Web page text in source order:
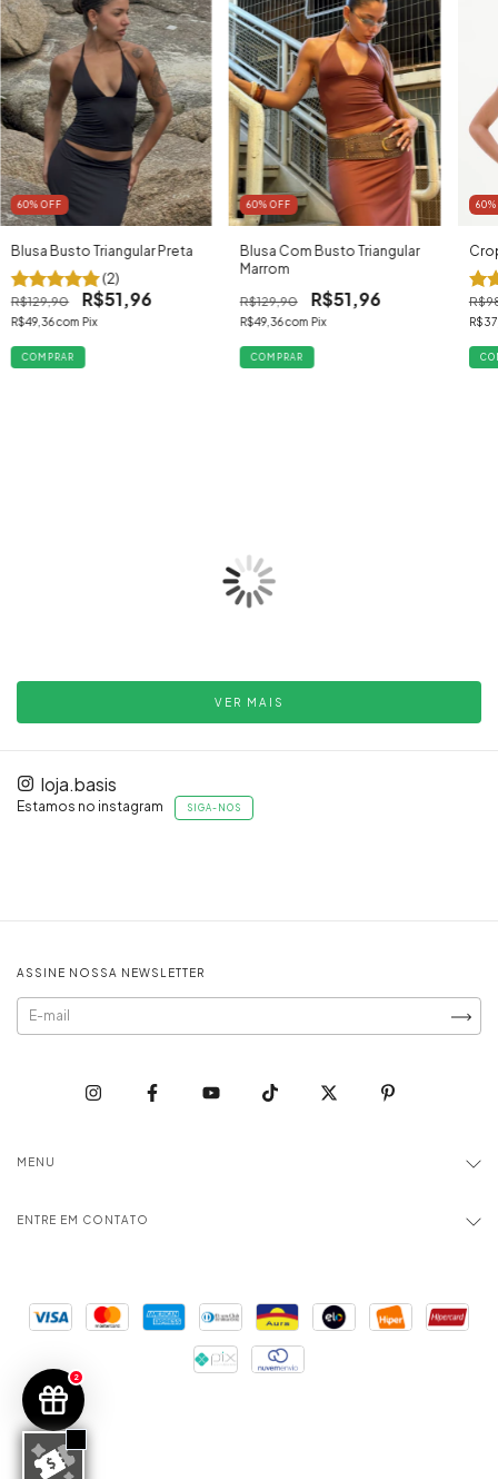
2
60% OFF
Blusa Busto Triangular Preta
(2)
R$129,90 R$51,96
R$49,36com Pix
COMPRAR
60% OFF
Blusa Com Busto Triangular
Marrom
R$129,90 R$51,96
R$49,36com Pix
COMPRAR
60
VER MAIS
loja.basis
Estamos no instagram SIGA-NOS
ASSINE NOSSA NEWSLETTER
MENU
ENTRE EM CONTATO